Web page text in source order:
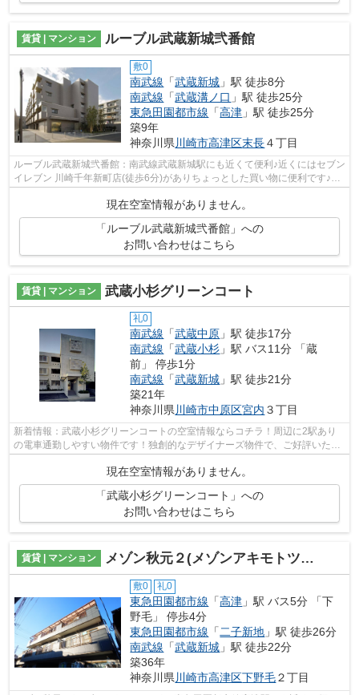
賃貸 | マンション ルーブル武蔵新城弐番館
敷0
南武線 「武蔵新城 」駅 徒歩8分
南武線 「武蔵溝ノ口 」駅 徒歩25分
東急田園都市線 「高津 」駅 徒歩25分
築9年
神奈川県 川崎市高津区末長４丁目
ルーブル武蔵新城弐番館：南武線武蔵新城駅にも近くて便利♪近くにはセブン
イレブン 川崎千年新町店(徒歩6分)がありちょっとした買い物に便利です♪共
用部に住民専用のゴミ置き場がある...
現在空室情報がありません。
「ルーブル武蔵新城弐番館」への
お問い合わせはこちら
賃貸 | マンション 武蔵小杉グリーンコート
礼0
南武線 「武蔵中原 」駅 徒歩17分
南武線 「武蔵小杉 」駅 バス11分 「蔵
前」 停歩1分
南武線 「武蔵新城 」駅 徒歩21分
築21年
神奈川県川崎市中原区宮内 ３丁目
新着情報：武蔵小杉グリーンコートの空室情報ならコチラ！周辺に2駅あり
の電車通勤しやすい物件です！独創的なデザイナーズ物件で、ご好評いただ
現在空室情報がありません。
「武蔵小杉グリーンコート」への
お問い合わせはこちら
賃貸 | マンション メゾン秋元２(メゾンアキモトツー)
敷0 礼0
東急田園都市線 「高津 」駅 バス5分 「下
野毛」 停歩4分
東急田園都市線 「 二子新地 」駅 徒歩26分
南武線 「武蔵新城 」駅 徒歩22分
築36年
神奈川県 川崎市高津区下野毛２丁目